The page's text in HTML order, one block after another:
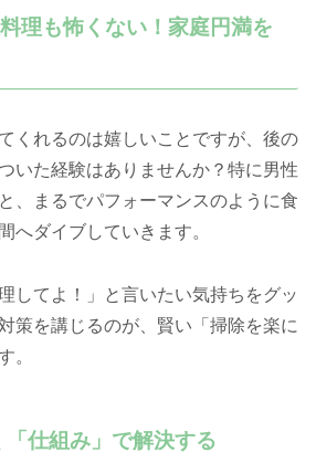
理も怖くない！家庭円満を
くれるのは嬉しいことですが、後の
いた経験はありませんか？特に男性
、まるでパフォーマンスのように食
へダイブしていきます。
してよ！」と言いたい気持ちをグッ
策を講じるのが、賢い「掃除を楽に
。
「仕組み」で解決する